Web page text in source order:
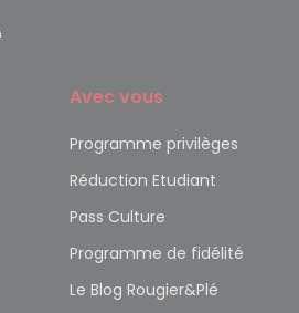
Avec vous
Programme privilèges
Réduction Etudiant
Pass Culture
Programme de fidélité
Le Blog Rougier&Plé